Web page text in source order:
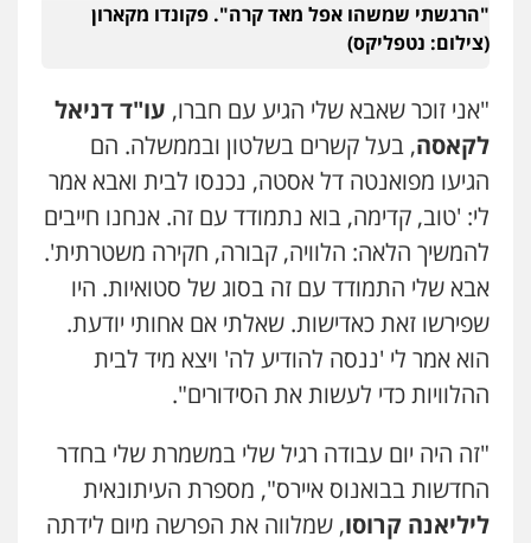
"הרגשתי שמשהו אפל מאד קרה". פקונדו מקארון
(צילום: נטפליקס)
"אני זוכר שאבא שלי הגיע עם חברו, עו"ד דניאל
לקאסה, בעל קשרים בשלטון ובממשלה. הם
הגיעו מפואנטה דל אסטה, נכנסו לבית ואבא אמר
לי: 'טוב, קדימה, בוא נתמודד עם זה. אנחנו חייבים
להמשיך הלאה: הלוויה, קבורה, חקירה משטרתית'.
אבא שלי התמודד עם זה בסוג של סטואיות. היו
שפירשו זאת כאדישות. שאלתי אם אחותי יודעת.
הוא אמר לי 'ננסה להודיע לה' ויצא מיד לבית
ההלוויות כדי לעשות את הסידורים".
"זה היה יום עבודה רגיל שלי במשמרת שלי בחדר
החדשות בבואנוס איירס", מספרת העיתונאית
ליליאנה קרוסו, שמלווה את הפרשה מיום לידתה